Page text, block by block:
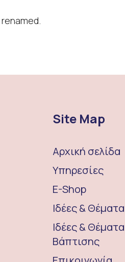
Site Map
Αρχική σελίδα
Υπηρεσίες
E-Shop
Ιδέες &
Ιδέες & Θέματα
Βάπτισης